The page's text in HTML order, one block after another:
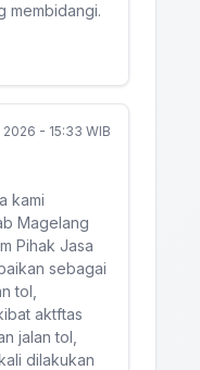
membidangi.
- 15:33 WIB
kami
Magelang
Pihak Jasa
sebagai
tol,
aktftas
jalan tol,
dilakukan